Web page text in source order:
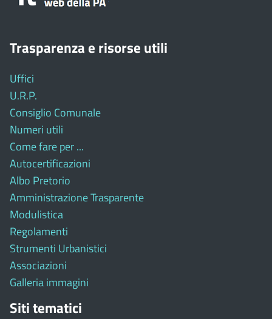
Trasparenza e risorse utili
Uffici
U.R.P.
Consiglio Comunale
Numeri utili
Come fare per ...
Autocertificazioni
Albo Pretorio
Amministrazione Trasparente
Modulistica
Regolamenti
Strumenti Urbanistici
Associazioni
Galleria immagini
Siti tematici